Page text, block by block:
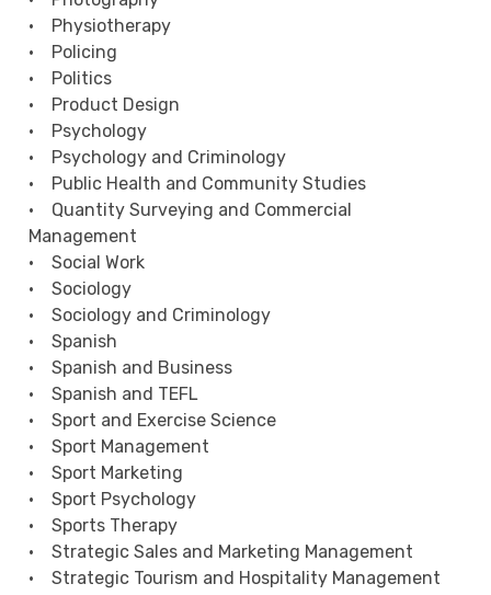
• Physiotherapy
• Policing
• Politics
• Product Design
• Psychology
• Psychology and Criminology
• Public Health and Community Studies
• Quantity Surveying and Commercial
Management
• Social Work
• Sociology
• Sociology and Criminology
• Spanish
• Spanish and Business
• Spanish and TEFL
• Sport and Exercise Science
• Sport Management
• Sport Marketing
• Sport Psychology
• Sports Therapy
• Strategic Sales and Marketing Management
• Strategic Tourism and Hospitality Management